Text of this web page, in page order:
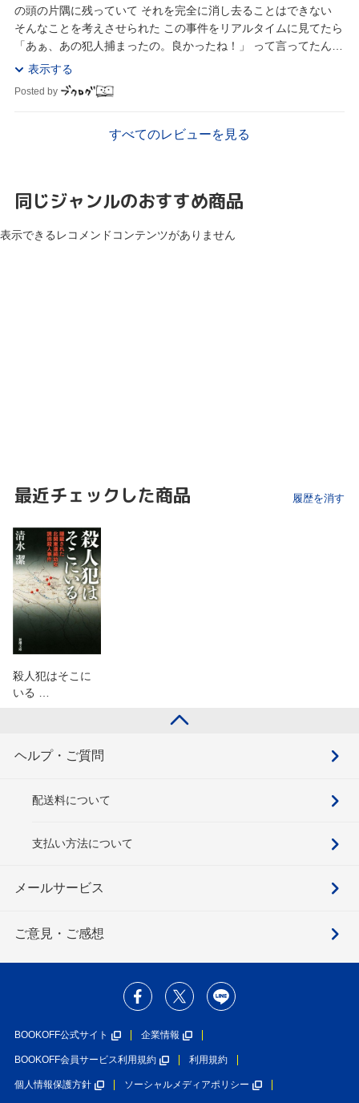
の頭の片隅に残っていて それを完全に消し去ることはできない
そんなことを考えさせられた この事件をリアルタイムに見てたら
「あぁ、あの犯人捕まったの。良かったね！」 って言ってたんだ
ろうな あまりにも警察と検察が姑息...
表示する
Posted by
すべてのレビューを見る
同じジャンルのおすすめ商品
表示できるレコメンドコンテンツがありません
最近チェックした商品 履歴を消す
殺人犯はそこに
いる …
ヘルプ・ご質問
配送料について
支払い方法について
メールサービス
ご意見・ご感想
BOOKOFF公式サイト 企業情報
BOOKOFF会員サービス利用規約 利用規約
個人情報保護方針 ソーシャルメディアポリシー